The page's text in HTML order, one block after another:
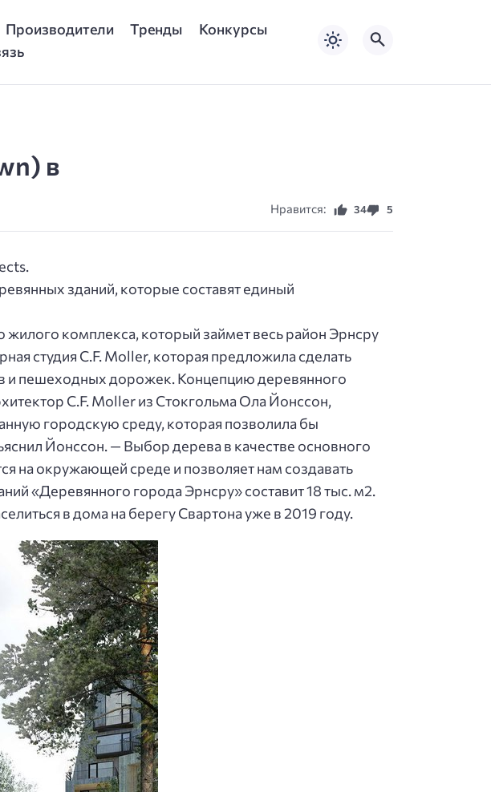
Производители Тренды
Конкурсы
в
Нравится: 34 5
зданий, которые составят единый
комплекса, который займет весь район Эрнсру
студия C.F. Moller, которая предложила сделать
и пешеходных дорожек. Концепцию деревянного
C.F. Moller из Стокгольма Ола Йонссон,
городскую среду, которая позволила бы
Йонссон. — Выбор дерева в качестве основного
на окружающей среде и позволяет нам создавать
«Деревянного города Эрнсру» составит 18 тыс. м2.
в дома на берегу Свартона уже в 2019 году.